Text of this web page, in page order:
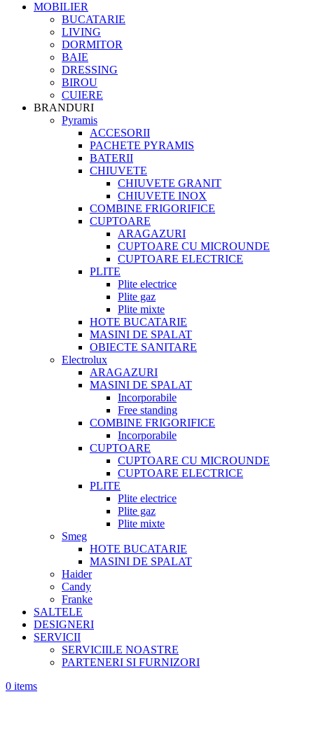
MOBILIER
BUCATARIE
LIVING
DORMITOR
BAIE
DRESSING
BIROU
CUIERE
BRANDURI
Pyramis
ACCESORII
PACHETE PYRAMIS
BATERII
CHIUVETE
CHIUVETE GRANIT
CHIUVETE INOX
COMBINE FRIGORIFICE
CUPTOARE
ARAGAZURI
CUPTOARE CU MICROUNDE
CUPTOARE ELECTRICE
PLITE
Plite electrice
Plite gaz
Plite mixte
HOTE BUCATARIE
MASINI DE SPALAT
OBIECTE SANITARE
Electrolux
ARAGAZURI
MASINI DE SPALAT
Incorporabile
Free standing
COMBINE FRIGORIFICE
Incorporabile
CUPTOARE
CUPTOARE CU MICROUNDE
CUPTOARE ELECTRICE
PLITE
Plite electrice
Plite gaz
Plite mixte
Smeg
HOTE BUCATARIE
MASINI DE SPALAT
Haider
Candy
Franke
SALTELE
DESIGNERI
SERVICII
SERVICIILE NOASTRE
PARTENERI SI FURNIZORI
0 items